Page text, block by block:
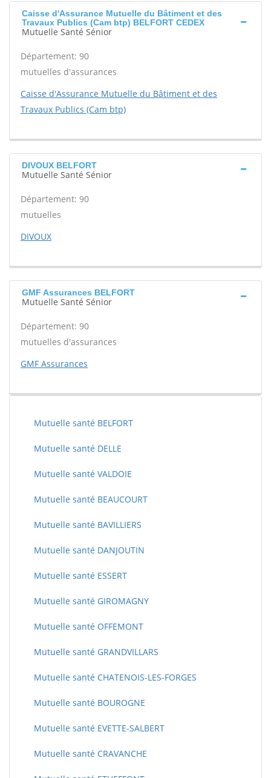
Caisse d'Assurance Mutuelle du Bâtiment et des
Travaux Publics (Cam btp) BELFORT CEDEX
Mutuelle Santé Sénior
Département: 90
mutuelles d'assurances
Caisse d'Assurance Mutuelle du Bâtiment et des
Travaux Publics (Cam btp)
DIVOUX BELFORT
Mutuelle Santé Sénior
Département: 90
mutuelles
DIVOUX
GMF Assurances BELFORT
Mutuelle Santé Sénior
Département: 90
mutuelles d'assurances
GMF Assurances
Mutuelle santé BELFORT
Mutuelle santé DELLE
Mutuelle santé VALDOIE
Mutuelle santé BEAUCOURT
Mutuelle santé BAVILLIERS
Mutuelle santé DANJOUTIN
Mutuelle santé ESSERT
Mutuelle santé GIROMAGNY
Mutuelle santé OFFEMONT
Mutuelle santé GRANDVILLARS
Mutuelle santé CHATENOIS-LES-FORGES
Mutuelle santé BOUROGNE
Mutuelle santé EVETTE-SALBERT
Mutuelle santé CRAVANCHE